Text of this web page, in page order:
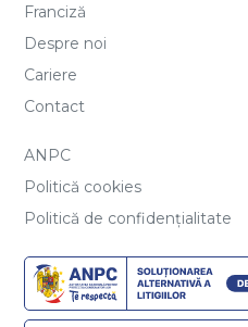
Franciză
Despre noi
Cariere
Contact
ANPC
Politică cookies
Politică de confidențialitate